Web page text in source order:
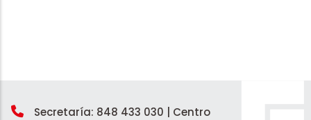
Secretaría: 848 433 030 | Centro